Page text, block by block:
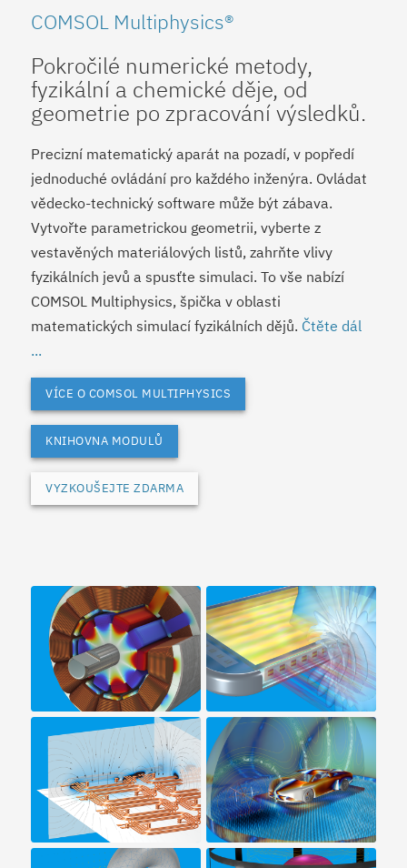
COMSOL Multiphysics®
Pokročilé numerické metody,
fyzikální a chemické děje, od
geometrie po zpracování výsledků.
Precizní matematický aparát na pozadí, v popředí
jednoduché ovládání pro každého inženýra. Ovládat
vědecko-technický software může být zábava.
Vytvořte parametrickou geometrii, vyberte z
vestavěných materiálových listů, zahrňte vlivy
fyzikálních jevů a spusťte simulaci. To vše nabízí
COMSOL Multiphysics, špička v oblasti
matematických simulací fyzikálních dějů. Čtěte dál
...
VÍCE O COMSOL MULTIPHYSICS
KNIHOVNA MODULŮ
VYZKOUŠEJTE ZDARMA